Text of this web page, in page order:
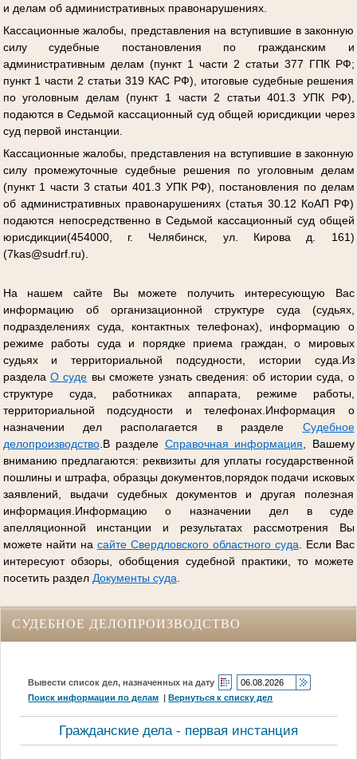
и делам об административных правонарушениях.
Кассационные жалобы, представления на вступившие в законную
силу судебные постановления по гражданским и
административным делам (пункт 1 части 2 статьи 377 ГПК РФ;
пункт 1 части 2 статьи 319 КАС РФ), итоговые судебные решения
по уголовным делам (пункт 1 части 2 статьи 401.3 УПК РФ),
подаются в Седьмой кассационный суд общей юрисдикции через
суд первой инстанции.
Кассационные жалобы, представления на вступившие в законную
силу промежуточные судебные решения по уголовным делам
(пункт 1 части 3 статьи 401.3 УПК РФ), постановления по делам
об административных правонарушениях (статья 30.12 КоАП РФ)
подаются непосредственно в Седьмой кассационный суд общей
юрисдикции(454000, г. Челябинск, ул. Кирова д. 161)
(7kas@sudrf.ru).
На нашем сайте Вы можете получить интересующую Вас
информацию об организационной структуре суда (судьях,
подразделениях суда, контактных телефонах), информацию о
режиме работы суда и порядке приема граждан, о мировых
судьях и территориальной подсудности, истории суда.Из
раздела О суде вы сможете узнать сведения: об истории суда, о
структуре суда, работниках аппарата, режиме работы,
территориальной подсудности и телефонах.Информация о
назначении дел располагается в разделе Судебное
делопроизводство.В разделе Справочная информация , Вашему
вниманию предлагаются: реквизиты для уплаты государственной
пошлины и штрафа, образцы документов,порядок подачи исковых
заявлений, выдачи судебных документов и другая полезная
информация.Информацию о назначении дел в суде
апелляционной инстанции и результатах рассмотрения Вы
можете найти на сайте Свердловского областного суда . Если Вас
интересуют обзоры, обобщения судебной практики, то можете
посетить раздел Документы суда
СУДЕБНОЕ ДЕЛОПРОИЗВОДСТВО
Вывести список дел, назначенных на дату
Поиск информации по делам |Вернуться к списку дел
Гражданские дела - первая инстанция